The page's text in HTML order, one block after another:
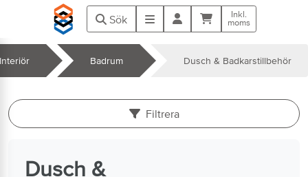
Hoppa till huvudinnehåll
Sök Meny Kundvagn
Inkl.
moms
Badrum Dusch & Badkarstillbehör
Filtrera
Dusch &